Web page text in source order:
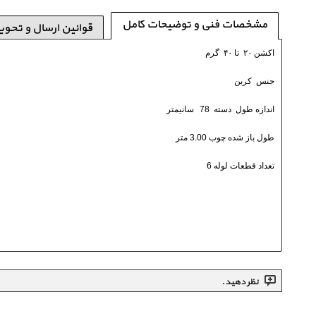
مشخصات فنی و توضیحات کامل قوانین ارسال و
اکشن ۲۰ تا ۴۰ گرم
جنس کربن
اندازه طول دسته 78 سانیمتر
طول باز شده چوب
تعداد قطعات لوله 6
نظر دهید.